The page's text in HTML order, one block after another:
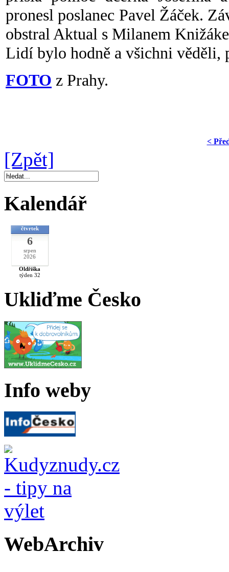
pronesl poslanec Pavel Žáček.
obstral Aktual s Milanem
Lidí bylo hodně a všichni věděli,
FOTO z Prahy.
<
[Zpět]
Kalendář
čtvrtek
6
srpen
2026
Oldřiška
týden 32
Ukliďme Česko
Info weby
WebArchiv